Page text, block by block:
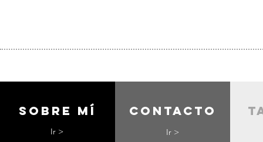
Sobre mí
Ir >
contacto
Ir >